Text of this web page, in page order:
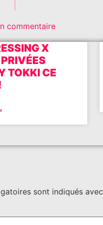
commentaire
X
TOKKI CE
sont indiqués avec